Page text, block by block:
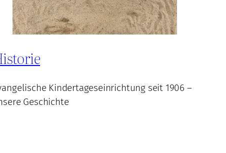
Kindertageseinrichtung seit 1906 –
Geschichte